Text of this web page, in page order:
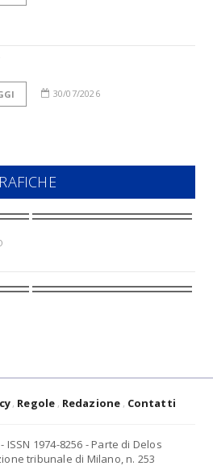
30/07/2026
Regole Redazione Contatti
- ISSN 1974-8256 - Parte di Delos
tribunale di Milano, n. 253